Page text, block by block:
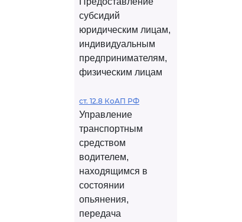
субсидий
юридическим лицам,
индивидуальным
предпринимателям,
физическим лицам
ст. 12.8 КоАП РФ
Управление
транспортным
средством
водителем,
находящимся в
состоянии
опьянения,
передача